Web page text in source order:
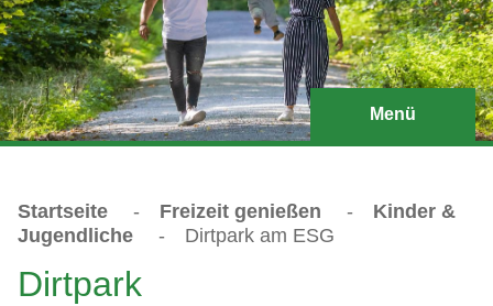
Menü
Startseite - Freizeit genießen -
Kinder &
Jugendliche
- Dirtpark am ESG
Dirtpark